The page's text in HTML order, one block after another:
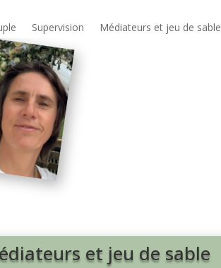
Supervision Médiateurs et jeu de sable
et jeu de sable